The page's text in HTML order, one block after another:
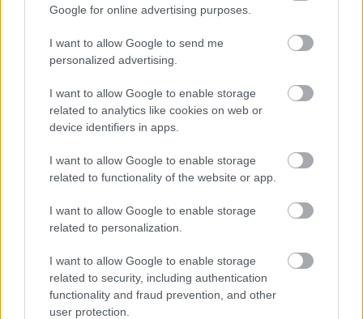
Google for online advertising purposes.
I want to allow Google to send me
personalized advertising.
I want to allow Google to enable storage
related to analytics like cookies on web or
device identifiers in apps.
I want to allow Google to enable storage
related to functionality of the website or app.
I want to allow Google to enable storage
related to personalization.
I want to allow Google to enable storage
related to security, including authentication
functionality and fraud prevention, and other
user protection.
Azt kéri a Ferrari csapatfőnöke, amit egykor
legendás honfitársa is megkapott
Néhány hónapja még valószínűtlen
bejelentést tett a Ferrari a Magyar Nagydíj
előtt